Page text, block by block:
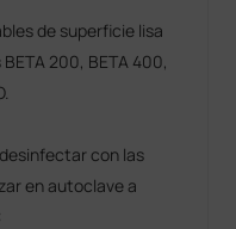
de superficie lisa
200, BETA 400,
con las
en autoclave a